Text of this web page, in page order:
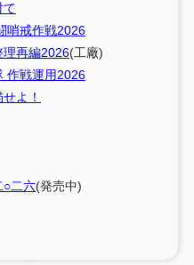
て
哨戒作戦2026
理再編2026(工廠)
作戦運用2026
よ！
○二六(発売中)